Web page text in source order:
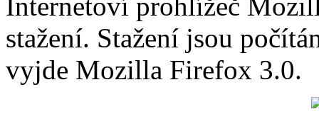
stažení. Stažení jsou
vyjde Mozilla Firefox 3.0.